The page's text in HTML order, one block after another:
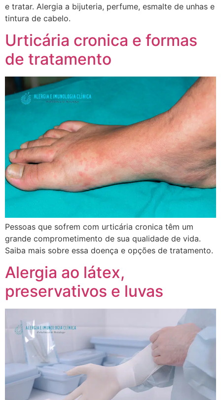
e tratar. Alergia a bijuteria, perfume, esmalte de unhas e
tintura de cabelo.
Urticária cronica e formas
de tratamento
Pessoas que sofrem com urticária cronica têm um
grande comprometimento de sua qualidade de vida.
Saiba mais sobre essa doença e opções de tratamento.
Alergia ao látex,
preservativos e luvas